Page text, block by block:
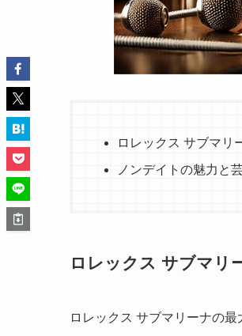
ロレックス サブマリ
ノンデイトの魅力と
ロレックス サブマリ
ロレックス サブマリーナの